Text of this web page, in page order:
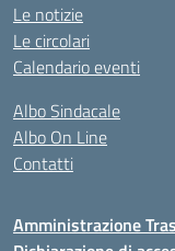
Le notizie
Le circolari
Calendario eventi
Albo Sindacale
Albo On Line
Contatti
Amministrazione